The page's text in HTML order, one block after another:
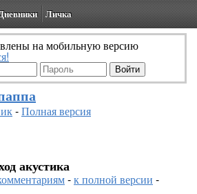
Личка
на мобильную версию
-Полная версия
акустика
-к полной версии -